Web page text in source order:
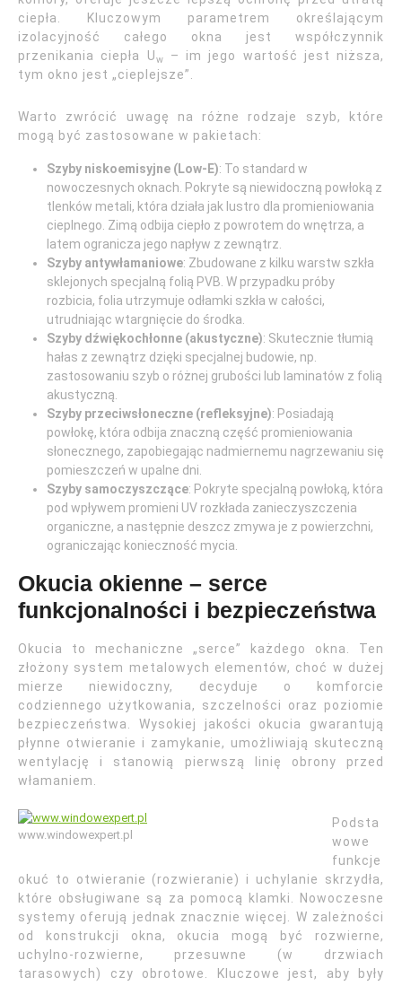
ciepła. Kluczowym parametrem określającym
izolacyjność całego okna jest współczynnik
przenikania ciepła Uw
– im jego wartość jest niższa,
tym okno jest „cieplejsze”.
Warto zwrócić uwagę na różne rodzaje szyb, które
mogą być zastosowane w pakietach:
Szyby niskoemisyjne (Low-E): To standard w
nowoczesnych oknach. Pokryte są niewidoczną powłoką z
tlenków metali, która działa jak lustro dla promieniowania
cieplnego. Zimą odbija ciepło z powrotem do wnętrza, a
latem ogranicza jego napływ z zewnątrz.
Szyby antywłamaniowe: Zbudowane z kilku warstw szkła
sklejonych specjalną folią PVB. W przypadku próby
rozbicia, folia utrzymuje odłamki szkła w całości,
utrudniając wtargnięcie do środka.
Szyby dźwiękochłonne (akustyczne): Skutecznie tłumią
hałas z zewnątrz dzięki specjalnej budowie, np.
zastosowaniu szyb o różnej grubości lub laminatów z folią
akustyczną.
Szyby przeciwsłoneczne (refleksyjne): Posiadają
powłokę, która odbija znaczną część promieniowania
słonecznego, zapobiegając nadmiernemu nagrzewaniu się
pomieszczeń w upalne dni.
Szyby samoczyszczące: Pokryte specjalną powłoką, która
pod wpływem promieni UV rozkłada zanieczyszczenia
organiczne, a następnie deszcz zmywa je z powierzchni,
ograniczając konieczność mycia.
Okucia okienne – serce
funkcjonalności i bezpieczeństwa
Okucia to mechaniczne „serce” każdego okna. Ten
złożony system metalowych elementów, choć w dużej
mierze niewidoczny, decyduje o komforcie
codziennego użytkowania, szczelności oraz poziomie
bezpieczeństwa. Wysokiej jakości okucia gwarantują
płynne otwieranie i zamykanie, umożliwiają skuteczną
wentylację i stanowią pierwszą linię obrony przed
włamaniem.
www.windowexpert.pl
Podsta
wowe
funkcje
okuć to otwieranie (rozwieranie) i uchylanie skrzydła,
które obsługiwane są za pomocą klamki. Nowoczesne
systemy oferują jednak znacznie więcej. W zależności
od konstrukcji okna, okucia mogą być rozwierne,
uchylno-rozwierne, przesuwne (w drzwiach
tarasowych) czy obrotowe. Kluczowe jest, aby były